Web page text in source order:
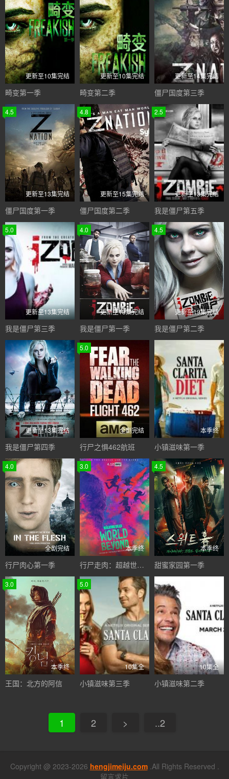
更新至10集完结
畸变第一季
更新至10集完结
畸变第二季
更新至14集完结
僵尸国度第三季
4.5
更新至13集完结
僵尸国度第一季
4.8
更新至15集完结
僵尸国度第二季
2.5
更新至13集完结
我是僵尸第五季
5.0
更新至13集完结
我是僵尸第三季
4.0
更新至13集完结
我是僵尸第一季
4.5
更新至19集完结
我是僵尸第二季
更新至13集完结
我是僵尸第四季
5.0
全剧完结
行尸之惧462航班
本季终
小镇滋味第一季
4.0
全剧完结
行尸肉心第一季
3.0
本季终
行尸走肉：超越世界第一季
4.5
本季终
甜蜜家园第一季
3.0
本季终
王国：北方的阿信
5.0
10集全
小镇滋味第三季
10集全
小镇滋味第二季
1 2 > ..2
Copyright @ 2023-2026 hengjimeiju.com.All Rights Reserved .
留言求片